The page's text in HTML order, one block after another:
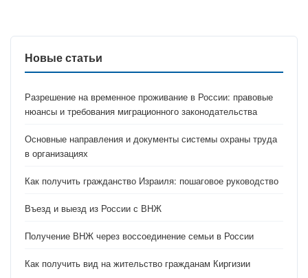
Новые статьи
Разрешение на временное проживание в России: правовые
нюансы и требования миграционного законодательства
Основные направления и документы системы охраны труда
в организациях
Как получить гражданство Израиля: пошаговое руководство
Въезд и выезд из России с ВНЖ
Получение ВНЖ через воссоединение семьи в России
Как получить вид на жительство гражданам Киргизии